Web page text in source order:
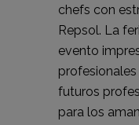
chefs con
Repsol. La
evento
futuros
para los